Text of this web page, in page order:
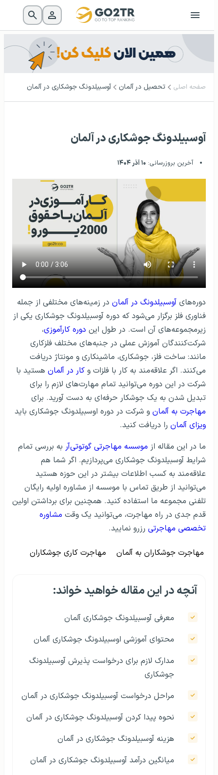
صفحه اصلی تحصیل در آلمان آوسبیلدونگ جوشکاری در آلمان
آوسبیلدونگ جوشکاری در آلمان
آخرین بروزرسانی: ۱۰ آذر ۱۴۰۴
دوره‌های آوسبیلدونگ در آلمان در زمینه‌های مختلفی از جمله
فناوری فلز برگزار می‌شود که دوره آوسبیلدونگ جوشکاری یکی از
زیرمجموعه‌های آن است. در طول این دوره کارآموزی،
شرکت‌کنندگان آموزش عملی در جنبه‌های مختلف فلزکاری
مانند: ساخت فلز، جوشکاری، ماشینکاری و مونتاژ دریافت
می‌کنند. اگر علاقه‌مند به کار با فلزات و کار در آلمان هستید با
شرکت در این دوره می‌توانید تمام مهارت‌های لازم را برای
تبدیل شدن به یک جوشکار حرفه‌ای به دست آورید. برای
مهاجرت به آلمان و شرکت در دوره اوسبیلدونگ جوشکاری باید
ویزای آلمان را دریافت کنید.
ما در این مقاله از موسسه مهاجرتی گوتوتی‌آر به بررسی تمام
شرایط آوسبیلدونگ جوشکاری می‌پردازیم. اگر شما هم
علاقه‌مند به کسب اطلاعات بیشتر در این حوزه هستید
می‌توانید از طریق تماس با موسسه از مشاوره اولیه رایگان
تلفنی مجموعه ما استفاده کنید. همچنین برای برداشتن اولین
قدم جدی در راه مهاجرت، می‌توانید یک وقت مشاوره
تخصصی مهاجرتی رزرو نمایید.
مهاجرت جوشکاران به آلمان مهاجرت کاری جوشکاران
آنچه در این مقاله خواهید خواند:
معرفی آوسبیلدونگ جوشکاری آلمان
محتوای آموزشی اوسبیلدونگ جوشکاری آلمان
مدارک لازم برای درخواست پذیرش آوسبیلدونگ
جوشکاری
مراحل درخواست آوسبیلدونگ جوشکاری در آلمان
نحوه پیدا کردن آوسبیلدونگ جوشکاری در آلمان
هزینه آوسبیلدونگ جوشکاری در آلمان
میانگین درآمد آوسبیلدونگ جوشکاری در آلمان